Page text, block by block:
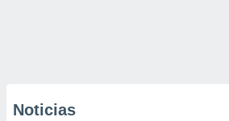
Noticias